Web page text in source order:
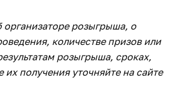
розыгрыша, о
количестве призов или
розыгрыша, сроках,
их получения уточняйте на сайте